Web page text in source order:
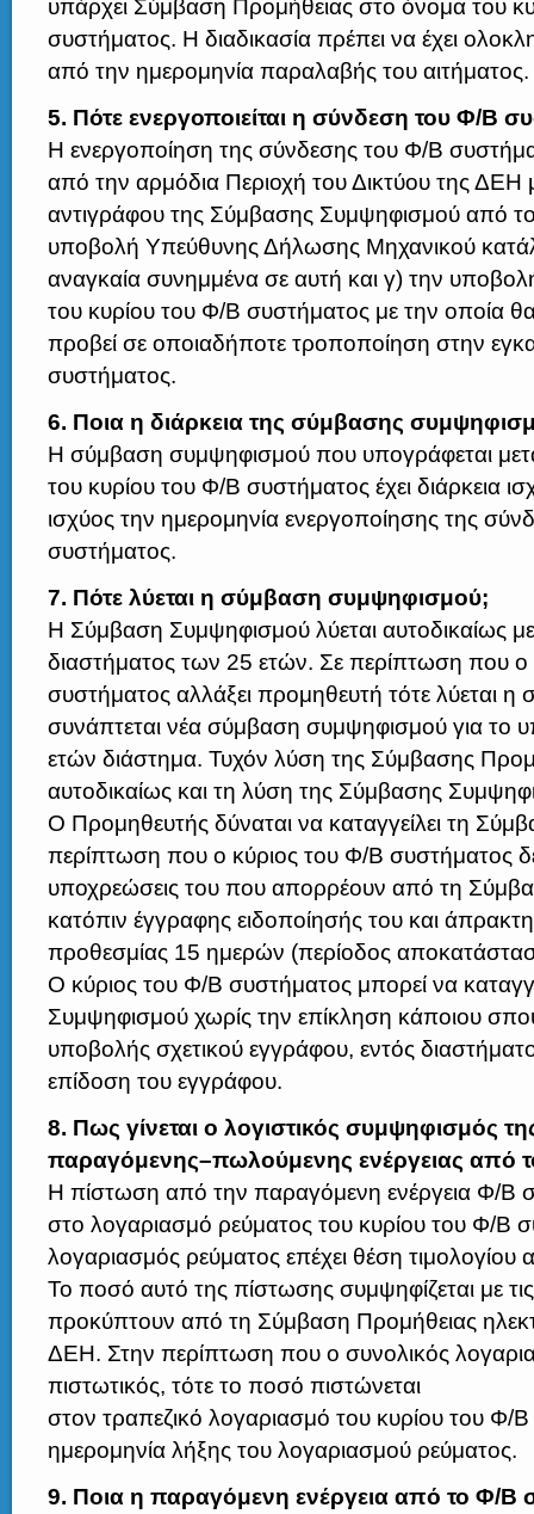
υπάρχει Σύμβαση Προμήθειας στο όνομα του
συστήματος. Η διαδικασία πρέπει να έχει
από την ημερομηνία παραλαβής του αιτήματος.
5. Πότε ενεργοποιείται η σύνδεση του Φ/Β
Η ενεργοποίηση της σύνδεσης του Φ/Β
από την αρμόδια Περιοχή του Δικτύου της
αντιγράφου της Σύμβασης Συμψηφισμού από
υποβολή Υπεύθυνης Δήλωσης Μηχανικού
αναγκαία συνημμένα σε αυτή και γ) την
του κυρίου του Φ/Β συστήματος με την οποία θα
προβεί σε οποιαδήποτε τροποποίηση στην
συστήματος.
6. Ποια η διάρκεια της σύμβασης
Η σύμβαση συμψηφισμού που υπογράφεται
του κυρίου του Φ/Β συστήματος έχει διάρκεια
ισχύος την ημερομηνία ενεργοποίησης της
συστήματος.
7. Πότε λύεται η σύμβαση συμψηφισμού;
Η Σύμβαση Συμψηφισμού λύεται αυτοδικαίως
διαστήματος των 25 ετών. Σε περίπτωση που ο
συστήματος αλλάξει προμηθευτή τότε λύεται η
συνάπτεται νέα σύμβαση συμψηφισμού για το
ετών διάστημα. Τυχόν λύση της Σύμβασης
αυτοδικαίως και τη λύση της Σύμβασης
Ο Προμηθευτής δύναται να καταγγείλει τη
περίπτωση που ο κύριος του Φ/Β συστήματος
υποχρεώσεις του που απορρέουν από τη
κατόπιν έγγραφης ειδοποίησής του και
προθεσμίας 15 ημερών (περίοδος
Ο κύριος του Φ/Β συστήματος μπορεί να
Συμψηφισμού χωρίς την επίκληση κάποιου
υποβολής σχετικού εγγράφου, εντός
επίδοση του εγγράφου.
8. Πως γίνεται ο λογιστικός συμψηφισμός
παραγόμενης–πωλούμενης ενέργειας από
Η πίστωση από την παραγόμενη ενέργεια Φ/Β
στο λογαριασμό ρεύματος του κυρίου του Φ/Β
λογαριασμός ρεύματος επέχει θέση τιμολογίου
Το ποσό αυτό της πίστωσης συμψηφίζεται με
προκύπτουν από τη Σύμβαση Προμήθειας
ΔΕΗ. Στην περίπτωση που ο συνολικός
πιστωτικός, τότε το ποσό πιστώνεται
στον τραπεζικό λογαριασμό του κυρίου του Φ/
ημερομηνία λήξης του λογαριασμού ρεύματος.
9. Ποια η παραγόμενη ενέργεια από το Φ/Β